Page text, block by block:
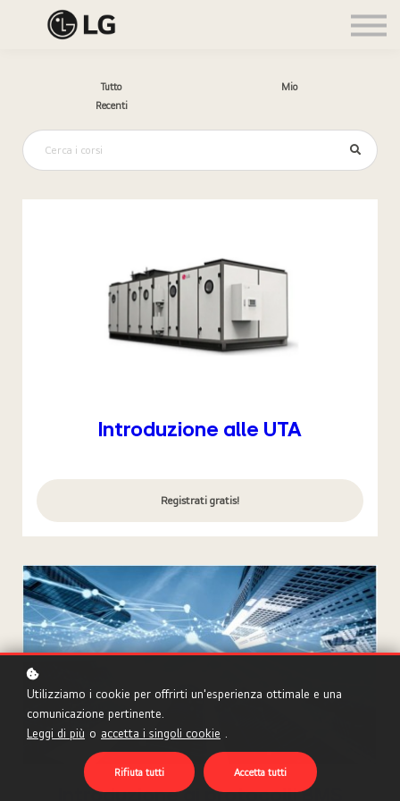
Tutto
Mio
Recenti
Introduzione alle UTA
Registrati gratis!
Introduzione ai protocolli BMS
Utilizziamo i cookie per offrirti un'esperienza ottimale e una
comunicazione pertinente.
Leggi di più o accetta i singoli cookie
Rifiuta tutti Accetta tutti